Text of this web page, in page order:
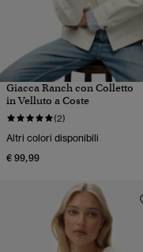
Giacca Ranch con Colletto
in Velluto a Coste
(2)
Altri colori disponibili
€ 99,99